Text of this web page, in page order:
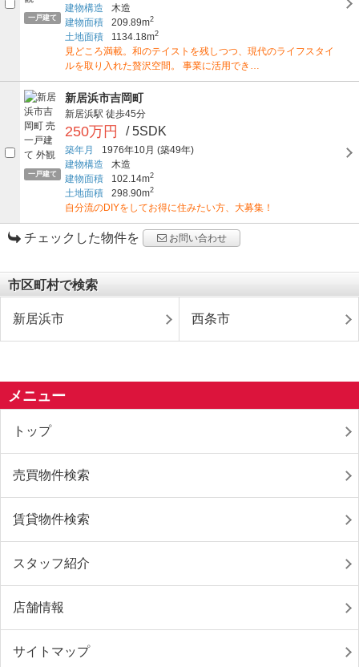
一戸建て
建物構造
木造
建物面積
209.89m2
土地面積 1134.18m2
見どころ満載。和のテイストを残しつつ、現代のライフスタイ
ルを取り入れた贅沢空間。 事業に活用でき…
一戸建て
新居浜市吉岡町
新居浜駅 徒歩45分
250万円 / 5SDK
築年月 1976年10月 (築49年)
建物構造
木造
建物面積
102.14m2
土地面積 298.90m2
自分流のDIYをしてお得に住みたい方、大募集！
チェックした物件を お問い合わせ
市区町村で検索
新居浜市 西条市
メニュー
トップ
売買物件検索
賃貸物件検索
スタッフ紹介
店舗情報
サイトマップ